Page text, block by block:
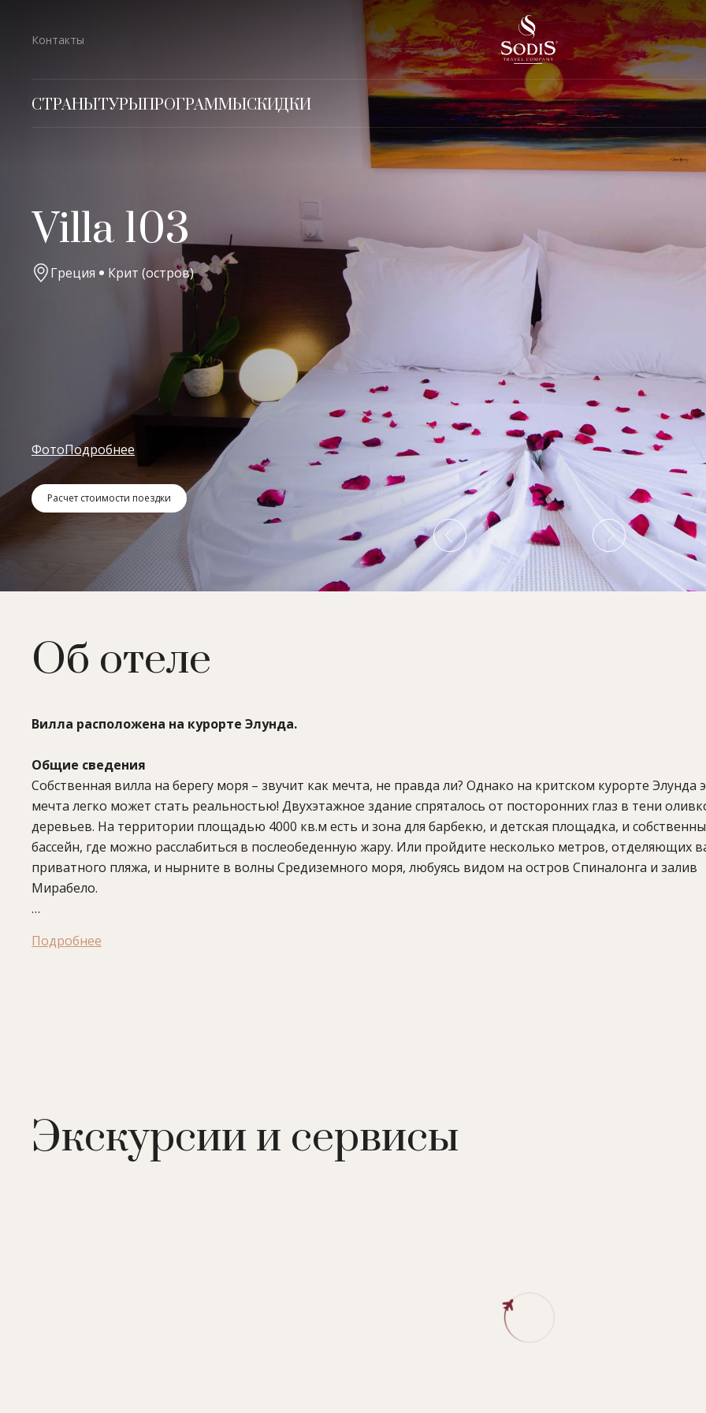
Контакты
СТРАНЫТУРЫПРОГРАММЫСКИДКИ
Villa 103
Греция Крит (остров)
ФотоПодробнее
Расчет стоимости поездки
Об отеле
Вилла расположена на курорте Элунда.
Общие сведения
Собственная вилла на берегу моря – звучит как мечта, не правда ли? Однако на критском курорте Элунда
мечта легко может стать реальностью! Двухэтажное здание спряталось от посторонних глаз в тени
деревьев. На территории площадью 4000 кв.м есть и зона для барбекю, и детская площадка, и
бассейн, где можно расслабиться в послеобеденную жару. Или пройдите несколько метров, отделяющих
приватного пляжа, и нырните в волны Средиземного моря, любуясь видом на остров Спиналонга и залив
Мирабело.
сейф, гладильный пресс и доска, стиральная машина, фен, халаты.
Подробнее
Экскурсии и сервисы